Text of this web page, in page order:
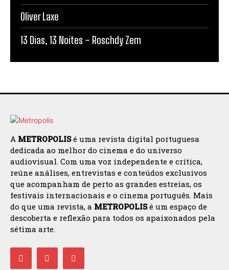
Oliver Laxe
13 Dias, 13 Noites – Roschdy Zem
A METROPOLISé uma revista digital portuguesa
dedicada ao melhor do cinema e do universo
audiovisual. Com uma voz independente e crítica,
reúne análises, entrevistas e conteúdos exclusivos
que acompanham de perto as grandes estreias, os
festivais internacionais e o cinema português. Mais
do que uma revista, a METROPOLISé um espaço de
descoberta e reflexão para todos os apaixonados pela
sétima arte.